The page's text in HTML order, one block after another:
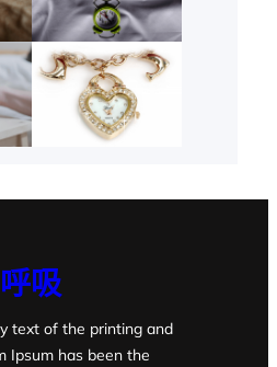
吸
text of the printing and
Ipsum has been the